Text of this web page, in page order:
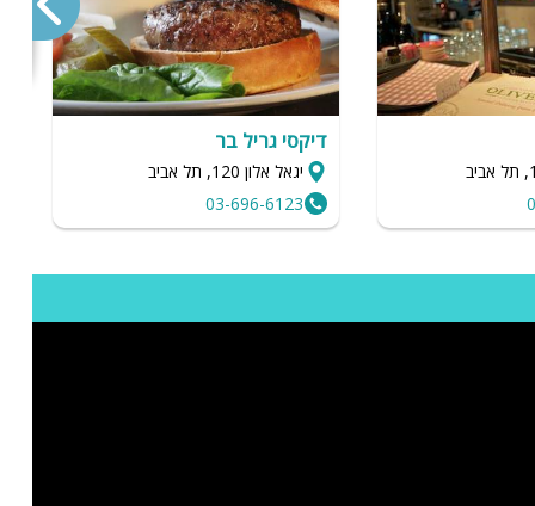
דיקסי גריל בר
יגאל אלון 120, תל אביב
03-696-6123